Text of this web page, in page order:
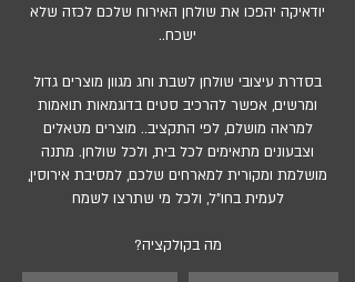
יודאיקה יהפכו את שולחן האירוח שלכם לכזה שלא
ישכח..
בסדרת עיצובי שולחן לשבת וחג מגוון מוצרים גדול
ומרשים, אפשר להרכיב סטים בדוגמאות תואמות
למראה מושלם, לפי התקציב.. מוצרים מטאלים
וצבעונים מתאימים לכל בית, ולכל שולחן. מתנה
מושלמת ומקורית למארחים שלכם, למסיבת אירוסין,
לעמית בחו"ל, ולכל מי שתרצו לשמח
מה בקולקציה?